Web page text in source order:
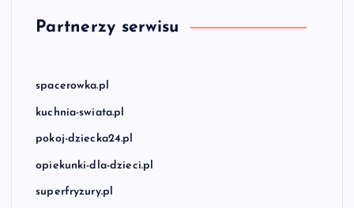
Partnerzy serwisu
spacerowka.pl
kuchnia-swiata.pl
pokoj-dziecka24.pl
opiekunki-dla-dzieci.pl
superfryzury.pl